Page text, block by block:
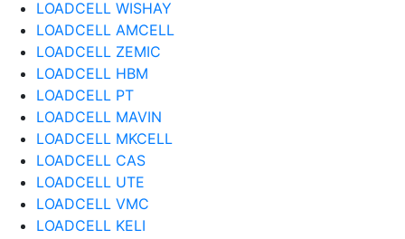
LOADCELL WISHAY
LOADCELL AMCELL
LOADCELL ZEMIC
LOADCELL HBM
LOADCELL PT
LOADCELL MAVIN
LOADCELL MKCELL
LOADCELL CAS
LOADCELL UTE
LOADCELL VMC
LOADCELL KELI